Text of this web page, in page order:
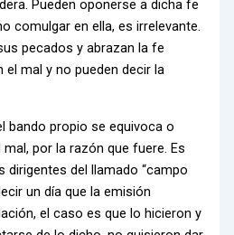
Pueden oponerse a dicha fe
comulgar en ella, es irrelevante.
pecados y abrazan la fe
el mal y no pueden decir la
bando propio se equivoca o
por la razón que fuere. Es
dirigentes del llamado “campo
un día que la emisión
el caso es que lo hicieron y